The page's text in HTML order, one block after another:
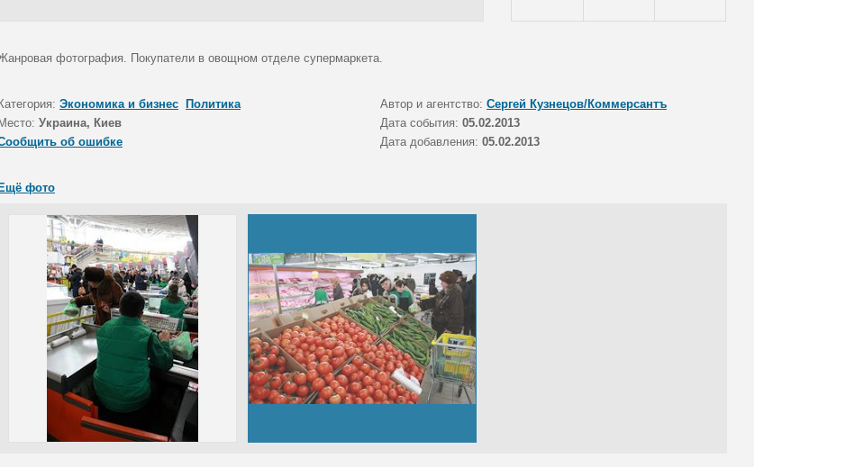
фотография. Покупатели в овощном отделе супермаркета.
Категория: Экономика и бизнес Политика Автор и агентство: Сергей Кузнецов/Коммерсантъ
Место: Украина, Киев Дата события: 05.02.2013
об ошибке
Дата добавления: 05.02.2013
Ещё фото